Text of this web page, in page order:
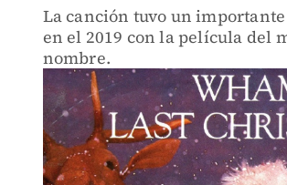
La canción tuvo un
en el 2019 con la película del
nombre.